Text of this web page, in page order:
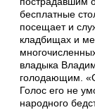
бесплатные
посещает и
кладбищах и
владыка
голодающим.
Голос его не
народного